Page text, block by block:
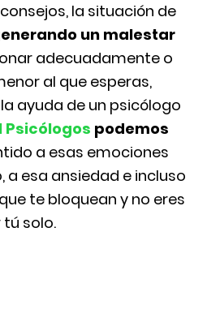
la situación de
un malestar
adecuadamente o
al que esperas,
ayuda de un psicólogo
Psicólogos podemos
a esas emociones
a esa ansiedad e incluso
te bloquean y no eres
solo.